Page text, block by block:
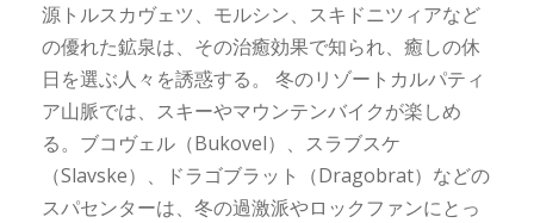
源トルスカヴェツ、モルシン、スキドニツィアなど
の優れた鉱泉は、その治癒効果で知られ、癒しの休
日を選ぶ人々を誘惑する。 冬のリゾートカルパティ
ア山脈では、スキーやマウンテンバイクが楽しめ
る。ブコヴェル（Bukovel）、スラブスケ
（Slavske）、ドラゴブラット（Dragobrat）などの
スパセンターは、冬の過激派やロックファンにとっ